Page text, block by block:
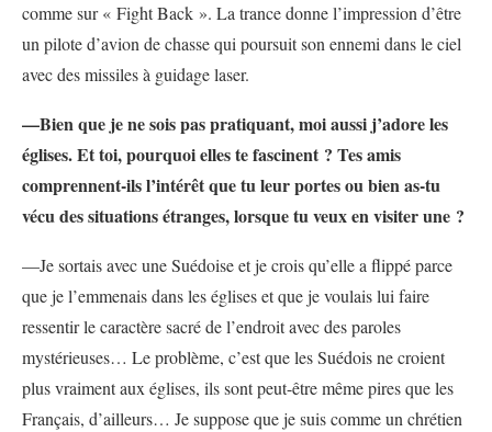
comme sur « Fight Back ». La trance donne l’impression d’être
un pilote d’avion de chasse qui poursuit son ennemi dans le ciel
avec des missiles à guidage laser.
—Bien que je ne sois pas pratiquant, moi aussi j’adore les
églises. Et toi, pourquoi elles te fascinent ? Tes amis
comprennent-ils l’intérêt que tu leur portes ou bien as-tu
vécu des situations étranges, lorsque tu veux en visiter une ?
—Je sortais avec une Suédoise et je crois qu’elle a flippé parce
que je l’emmenais dans les églises et que je voulais lui faire
ressentir le caractère sacré de l’endroit avec des paroles
mystérieuses… Le problème, c’est que les Suédois ne croient
plus vraiment aux églises, ils sont peut-être même pires que les
Français, d’ailleurs… Je suppose que je suis comme un chrétien